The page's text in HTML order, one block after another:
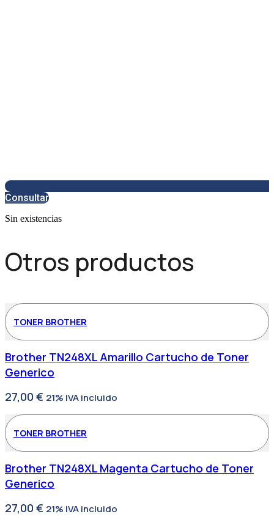
Consultar
Sin existencias
Otros productos
TONER BROTHER
Brother TN248XL Amarillo Cartucho de Toner
Generico
27,00 € 21% IVA incluido
TONER BROTHER
Brother TN248XL Magenta Cartucho de Toner
Generico
27,00 € 21% IVA incluido